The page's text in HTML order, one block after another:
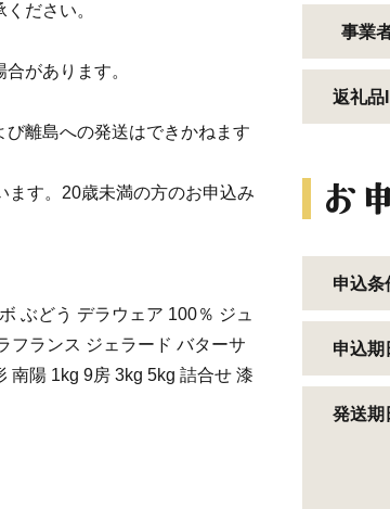
ださい。
があります。
離島への発送はできかねます
す。20歳未満の方のお申込み
ぶどう デラウェア 100％ ジュ
フランス ジェラード バターサ
南陽 1kg 9房 3kg 5kg 詰合せ 漆
事業
返礼品
申込条
申込期
発送期